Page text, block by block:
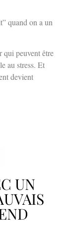
quand on a un
qui peuvent être
au stress. Et
devient
UN